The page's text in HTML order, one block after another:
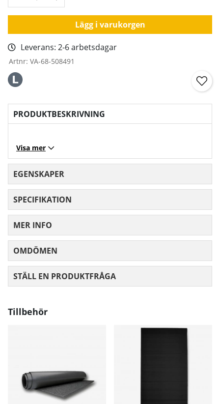
Lägg i varukorgen
Leverans: 2-6 arbetsdagar
Artnr: VA-68-508491
PRODUKTBESKRIVNING
Visa mer
EGENSKAPER
SPECIFIKATION
MER INFO
OMDÖMEN
STÄLL EN PRODUKTFRÅGA
Tillbehör